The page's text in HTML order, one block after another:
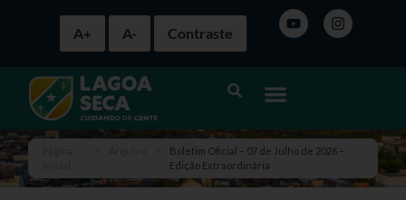
A+ A- Contraste
Boletim Oficial – 07 de Julho de 2026 –
Edição Extraordinária